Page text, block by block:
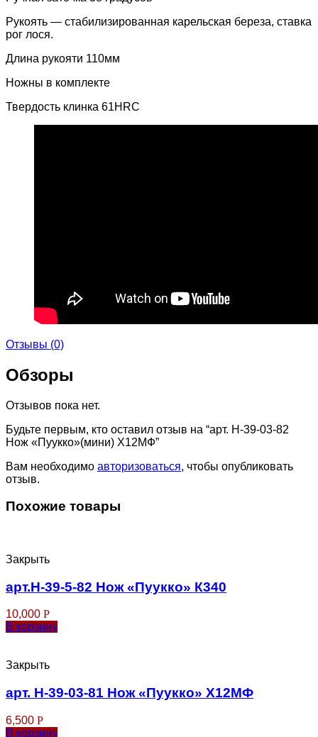
Рукоять — стабилизированная карельская береза, ставка
рог лося.
Длина рукояти 110мм
Ножны в комплекте
Твердость клинка 61HRC
Отзывы (0)
Обзоры
Отзывов пока нет.
Будьте первым, кто оставил отзыв на “арт. Н-39-03-82
Нож «Пуукко»(мини) Х12МФ”
Вам необходимо авторизоваться, чтобы опубликовать
отзыв.
Похожие товары
Закрыть
арт.Н-39-5-82 Нож «Пуукко» К340
10,000 Р
В корзину
Закрыть
арт. Н-39-03-81 Нож «Пуукко» Х12МФ
6,500 Р
В корзину